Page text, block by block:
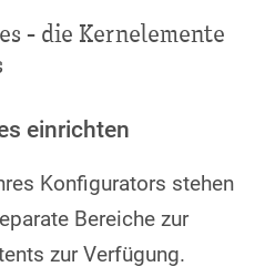
- die Kernelemente
einrichten
Konfigurators stehen
Bereiche zur
zur Verfügung.